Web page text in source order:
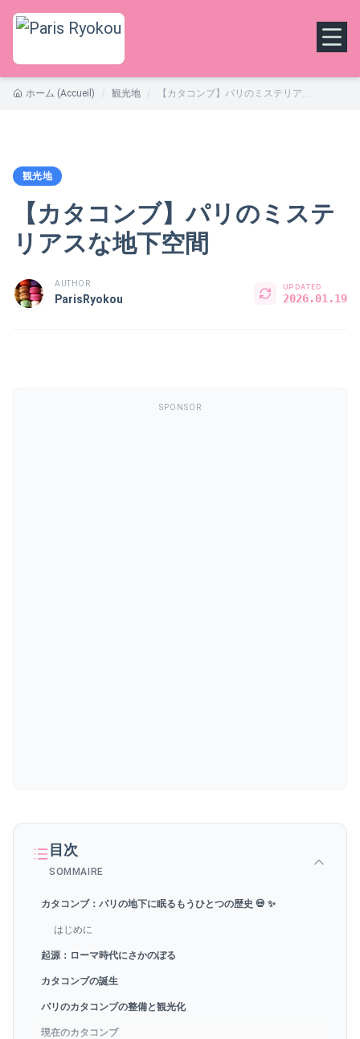
ホーム (Accueil) / 観光地 / 【カタコンブ】パリのミステリアスな地下空間
観光地
【カタコンブ】パリのミステ
リアスな地下空間
AUTHOR
ParisRyokou
UPDATED
2026.01.19
SPONSOR
目次
SOMMAIRE
カタコンブ：パリの地下に眠るもうひとつの歴史 💀 ✨
はじめに
起源：ローマ時代にさかのぼる
カタコンブの誕生
パリのカタコンブの整備と観光化
現在のカタコンブ